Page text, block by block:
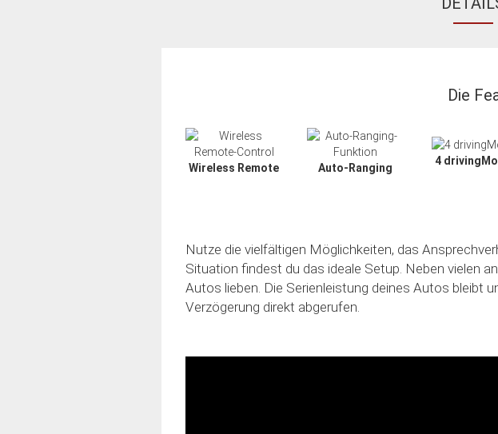
Die
Wireless Remote Auto-Ranging
4
Nutze die vielfältigen Möglichkeiten, das
Situation findest du das ideale Setup. Neben vielen
Autos lieben. Die Serienleistung deines Autos bleibt
Verzögerung direkt abgerufen.
Slide02